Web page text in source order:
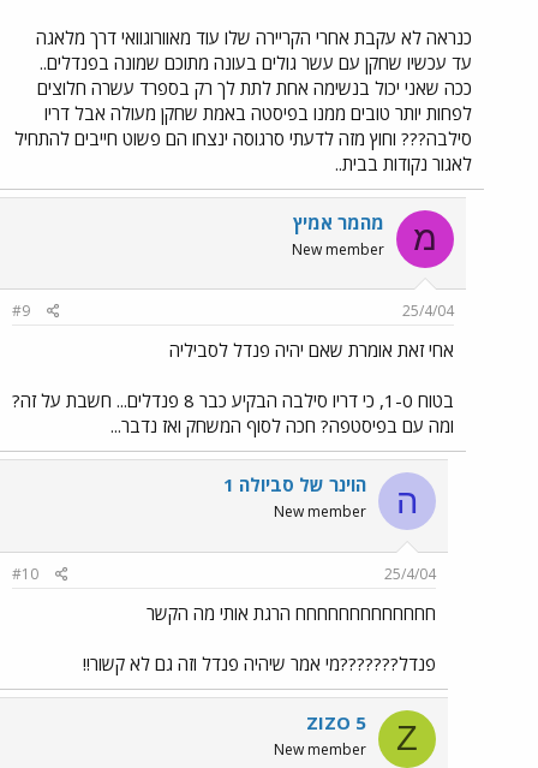
כנראה לא עקבת אחרי הקריירה שלו עוד מאוורוגוואי דרך מלאגה
עד עכשיו שחקן עם עשר גולים בעונה מתוכם שמונה בפנדלים..
ככה שאני יכול בנשימה אחת לתת לך רק בספרד עשרה חלוצים
לפחות יותר טובים ממנו בפיסטה באמת שחקן מעולה אבל דריו
סילבה??? וחוץ מזה לדעתי סרגוסה ינצחו הם פשוט חייבים להתחיל
לאגור נקודות בבית..
מ מהמר אמיץ
New member
25/4/04
#9
אחי זאת אומרת שאם יהיה פנדל לסביליה
בטוח 1-0, כי דריו סילבה הבקיע כבר 8 פנדלים... חשבת על זה?
ומה עם בפיסטפה? חכה לסוף המשחק ואז נדבר...
ה הוינר של סביולה 1
New member
25/4/04
#10
חחחחחחחחחחחחח הרגת אותי מה הקשר
פנדל???????מי אמר שיהיה פנדל וזה גם לא קשור!!
Z
ZIZO 5
New member